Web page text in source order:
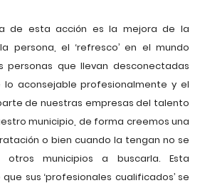
de esta acción es la mejora de la
persona, el ‘refresco’ en el mundo
personas que llevan desconectadas
aconsejable profesionalmente y el
de nuestras empresas del talento
municipio, de forma creemos una
o bien cuando la tengan no se
municipios a buscarla. Esta
sus ‘profesionales cualificados’ se